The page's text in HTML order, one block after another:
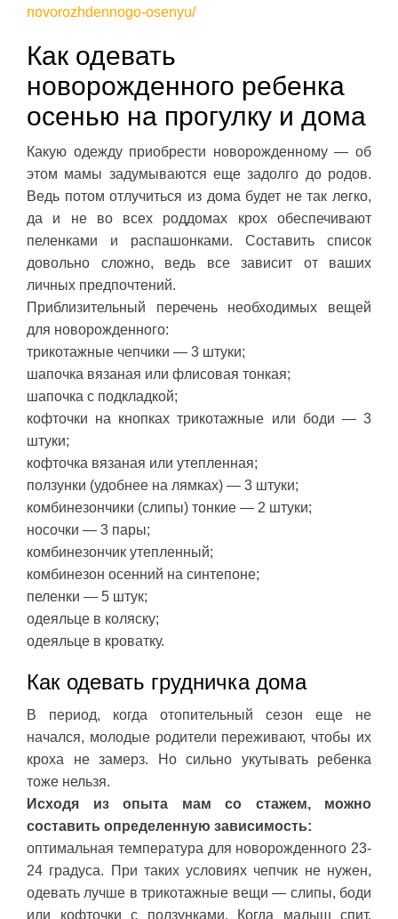
novorozhdennogo-osenyu/
Как одевать
новорожденного ребенка
осенью на прогулку и дома
Какую одежду приобрести новорожденному — об
этом мамы задумываются еще задолго до родов.
Ведь потом отлучиться из дома будет не так легко,
да и не во всех роддомах крох обеспечивают
пеленками и распашонками. Составить список
довольно сложно, ведь все зависит от ваших
личных предпочтений.
Приблизительный перечень необходимых вещей
для новорожденного:
трикотажные чепчики — 3 штуки;
шапочка вязаная или флисовая тонкая;
шапочка с подкладкой;
кофточки на кнопках трикотажные или боди — 3
штуки;
кофточка вязаная или утепленная;
ползунки (удобнее на лямках) — 3 штуки;
комбинезончики (слипы) тонкие — 2 штуки;
носочки — 3 пары;
комбинезончик утепленный;
комбинезон осенний на синтепоне;
пеленки — 5 штук;
одеяльце в коляску;
одеяльце в кроватку.
Как одевать грудничка дома
В период, когда отопительный сезон еще не
начался, молодые родители переживают, чтобы их
кроха не замерз. Но сильно укутывать ребенка
тоже нельзя.
Исходя из опыта мам со стажем, можно
составить определенную зависимость:
оптимальная температура для новорожденного 23-
24 градуса. При таких условиях чепчик не нужен,
одевать лучше в трикотажные вещи — слипы, боди
или кофточки с ползунками. Когда малыш спит,